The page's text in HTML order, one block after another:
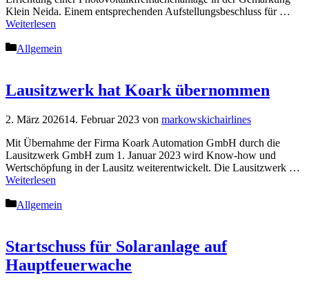
Klein Neida. Einem entsprechenden Aufstellungsbeschluss für …
Weiterlesen
Kategorien
Allgemein
Lausitzwerk hat Koark übernommen
2. März 202614. Februar 2023 von markowskichairlines
Mit Übernahme der Firma Koark Automation GmbH durch die
Lausitzwerk GmbH zum 1. Januar 2023 wird Know-how und
Wertschöpfung in der Lausitz weiterentwickelt. Die Lausitzwerk …
Weiterlesen
Kategorien
Allgemein
Startschuss für Solaranlage auf
Hauptfeuerwache